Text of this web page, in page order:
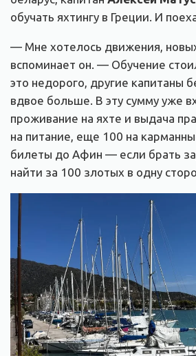
обучать яхтингу в Греции. И
— Мне хотелось движения,
вспоминает он. — Обучение
это недорого, другие капитаны
вдвое больше. В эту сумму уже
проживание на яхте и выдача
на питание, еще 100 на
билеты до Афин — если брать
найти за 100 злотых в одну